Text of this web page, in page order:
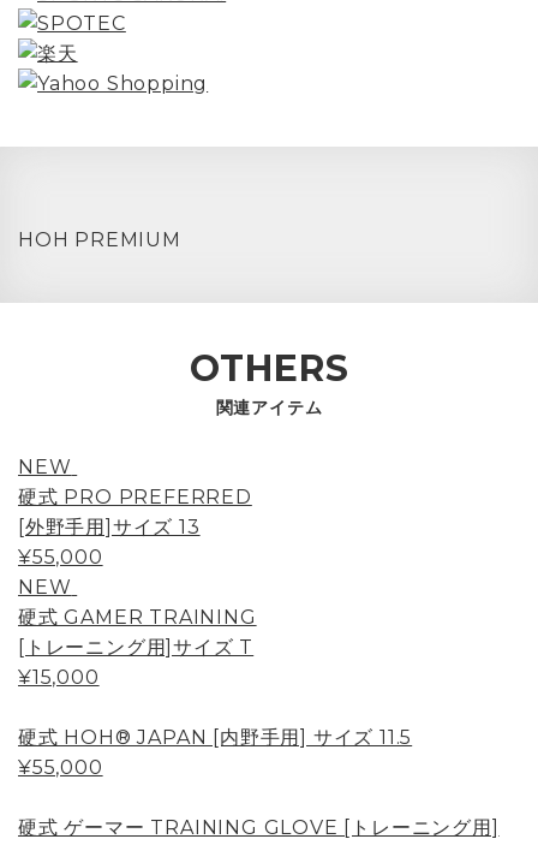
HOH PREMIUM
OTHERS
関連アイテム
NEW
硬式 PRO PREFERRED
[外野手用]サイズ 13
¥55,000
NEW
硬式 GAMER TRAINING
[トレーニング用]サイズ T
¥15,000
硬式 HOH® JAPAN [内野手用] サイズ 11.5
¥55,000
硬式 ゲーマー TRAINING GLOVE [トレーニング用]